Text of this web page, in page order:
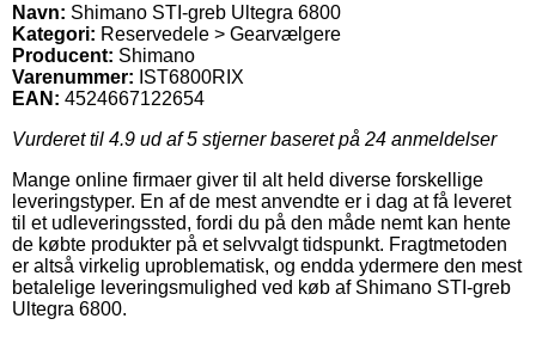
Navn: Shimano STI-greb Ultegra 6800
Kategori: Reservedele > Gearvælgere
Producent: Shimano
Varenummer: IST6800RIX
EAN: 4524667122654
Vurderet til 4.9 ud af 5 stjerner baseret på 24 anmeldelser
Mange online firmaer giver til alt held diverse forskellige
leveringstyper. En af de mest anvendte er i dag at få leveret
til et udleveringssted, fordi du på den måde nemt kan hente
de købte produkter på et selvvalgt tidspunkt. Fragtmetoden
er altså virkelig uproblematisk, og endda ydermere den mest
betalelige leveringsmulighed ved køb af Shimano STI-greb
Ultegra 6800.